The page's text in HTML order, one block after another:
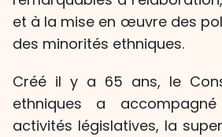
et à la mise en œuvre des
des minorités ethniques.
Créé il y a 65 ans, le
ethniques a
activités législatives, la